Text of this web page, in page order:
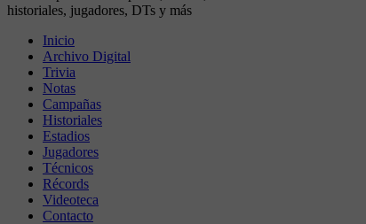
historiales, jugadores, DTs y más
Inicio
Archivo Digital
Trivia
Notas
Campañas
Historiales
Estadios
Jugadores
Técnicos
Récords
Videoteca
Contacto